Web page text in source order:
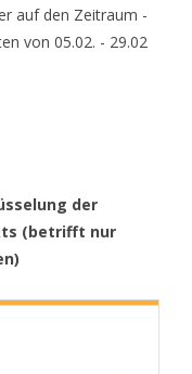
auf den Zeitraum -
von 05.02. - 29.02
der
(betrifft nur